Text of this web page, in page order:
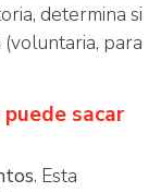
determina si
(voluntaria, para
sacar
. Esta